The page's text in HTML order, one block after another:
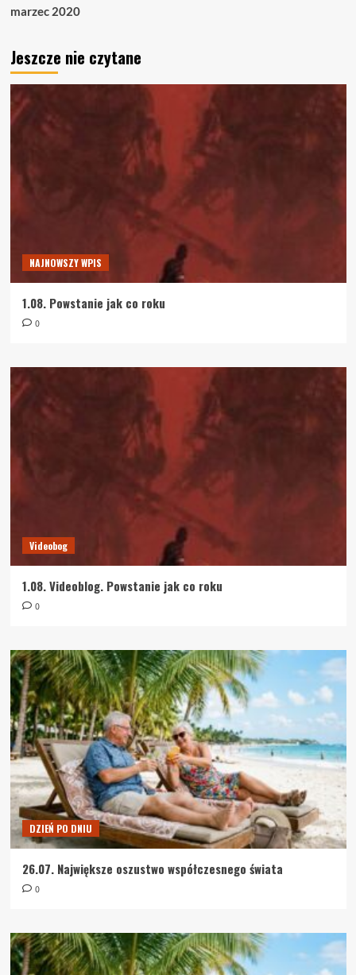
marzec 2020
Jeszcze nie czytane
NAJNOWSZY WPIS
1.08. Powstanie jak co roku
0
Videobog
1.08. Videoblog. Powstanie jak co roku
0
DZIEŃ PO DNIU
26.07. Największe oszustwo współczesnego świata
0